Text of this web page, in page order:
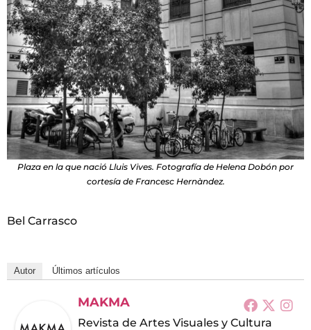
Plaza en la que nació Lluis Vives. Fotografía de Helena Dobón por
cortesía de Francesc Hernàndez.
Bel Carrasco
Autor Últimos artículos
MAKMA
Revista de Artes Visuales y Cultura